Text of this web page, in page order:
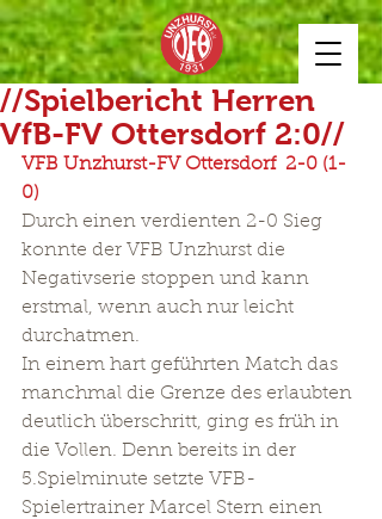
//Spielbericht Herren
VfB-FV Ottersdorf 2:0//
VFB Unzhurst-FV Ottersdorf  2-0 (1-
0)
Durch einen verdienten 2-0 Sieg
konnte der VFB Unzhurst die
Negativserie stoppen und kann
erstmal, wenn auch nur leicht
durchatmen.
In einem hart geführten Match das
manchmal die Grenze des erlaubten
deutlich überschritt, ging es früh in
die Vollen. Denn bereits in der
5.Spielminute setzte VFB-
Spielertrainer Marcel Stern einen